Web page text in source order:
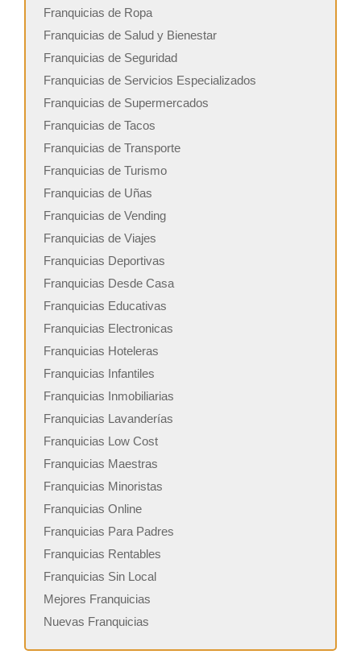
Franquicias de Ropa
Franquicias de Salud y Bienestar
Franquicias de Seguridad
Franquicias de Servicios Especializados
Franquicias de Supermercados
Franquicias de Tacos
Franquicias de Transporte
Franquicias de Turismo
Franquicias de Uñas
Franquicias de Vending
Franquicias de Viajes
Franquicias Deportivas
Franquicias Desde Casa
Franquicias Educativas
Franquicias Electronicas
Franquicias Hoteleras
Franquicias Infantiles
Franquicias Inmobiliarias
Franquicias Lavanderías
Franquicias Low Cost
Franquicias Maestras
Franquicias Minoristas
Franquicias Online
Franquicias Para Padres
Franquicias Rentables
Franquicias Sin Local
Mejores Franquicias
Nuevas Franquicias